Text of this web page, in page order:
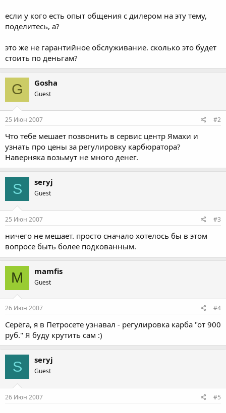
если у кого есть опыт общения с дилером на эту тему,
поделитесь, а?
это же не гарантийное обслуживание. сколько это будет
стоить по деньгам?
G Gosha
Guest
25 Июн 2007 #2
Что тебе мешает позвонить в сервис центр Ямахи и
узнать про цены за регулировку карбюратора?
Наверняка возьмут не много денег.
S seryj
Guest
25 Июн 2007 #3
ничего не мешает. просто сначало хотелось бы в этом
вопросе быть более подкованным.
M mamfis
Guest
26 Июн 2007 #4
Серёга, я в Петросете узнавал - регулировка карба "от 900
руб." Я буду крутить сам :)
S seryj
Guest
26 Июн 2007 #5